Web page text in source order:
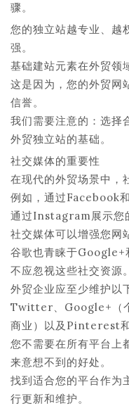
骤。
您的独立站越专业、越
强。
基础建站元素在外贸领
这是因为，您的外贸网
信誉。
我们需要注意的：选择
外贸独立站的基础。
社交媒体的重要性
在现代的外贸场景中，
例如，通过Facebook
通过Instagram展示您
社交媒体可以增强您网
谷歌也青睐于Google+
不应忽视这些社交资源。
外贸企业应至少维护以
Twitter、Google+（
商业）以及Pinterest
您不需要在所有平台上
来意想不到的好处。
找到适合您的平台作为
行更新和维护。